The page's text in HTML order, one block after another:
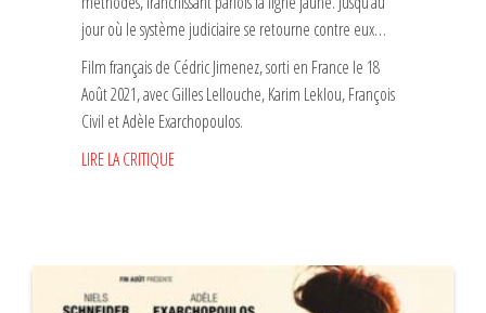
jour où le système judiciaire se retourne contre eux…
Film français de Cédric Jimenez, sorti en France le 18
Août 2021, avec Gilles Lellouche, Karim Leklou, François
Civil et Adèle Exarchopoulos.
LIRE LA CRITIQUE